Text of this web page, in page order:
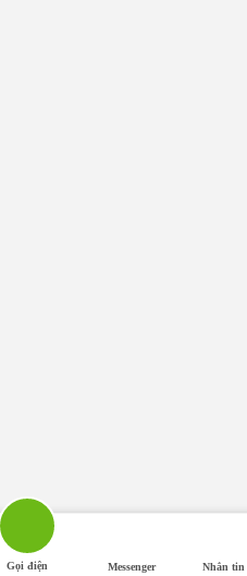
Gọi điện Messenger Nhắn tin